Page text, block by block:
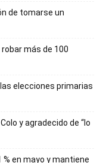
de tomarse un
más de 100
elecciones primarias
y agradecido de “lo
% en mayo y mantiene